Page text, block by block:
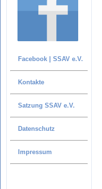
Facebook | SSAV e.V.
Kontakte
Satzung SSAV e.V.
Datenschutz
Impressum